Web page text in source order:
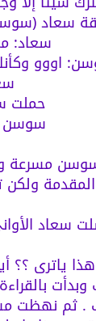
سعاد
سعاد:
اووو
حملت
سوسن :
مسرعة
ولكن
سعاد
ياترى ؟؟
وبدأت
. ثم نهظت